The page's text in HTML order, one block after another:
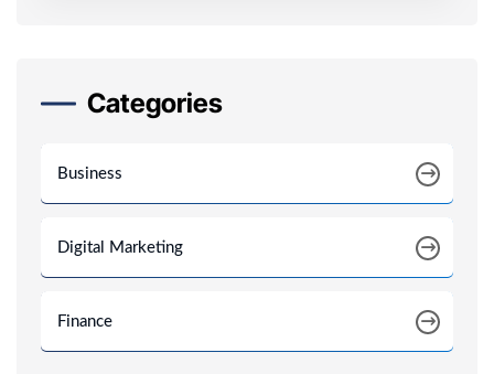
Categories
Business
Digital Marketing
Finance